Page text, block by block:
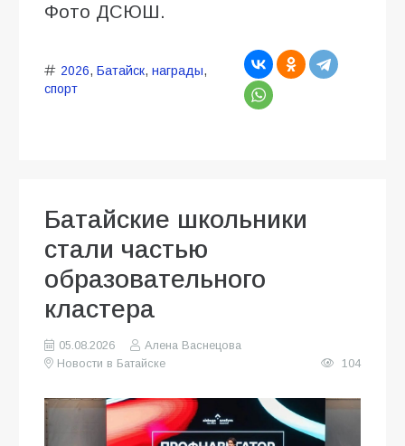
Фото ДСЮШ.
2026, Батайск, награды,
спорт
Батайские школьники
стали частью
образовательного
кластера
05.08.2026
Алена Васнецова
Новости в Батайске
104